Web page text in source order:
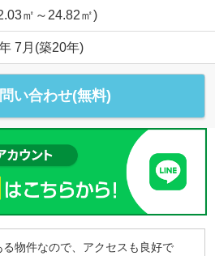
㎡～24.82㎡)
7月(築20年)
い合わせ(無料)
物件なので、アクセスも良好で